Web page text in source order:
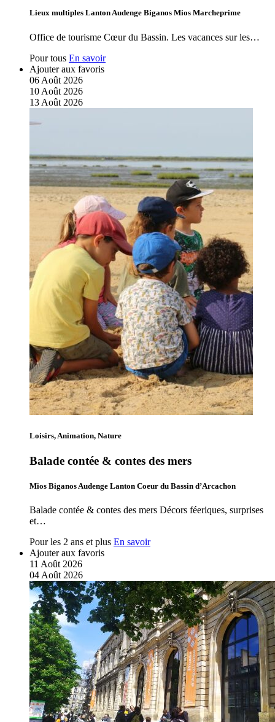
Lieux multiples Lanton Audenge Biganos Mios Marcheprime
Office de tourisme Cœur du Bassin. Les vacances sur les…
Pour tous En savoir
Ajouter aux favoris
06 Août 2026
10 Août 2026
13 Août 2026
Loisirs, Animation, Nature
Balade contée & contes des mers
Mios Biganos Audenge Lanton Coeur du Bassin d’Arcachon
Balade contée & contes des mers Décors féeriques, surprises
et…
Pour les 2 ans et plus En savoir
Ajouter aux favoris
11 Août 2026
04 Août 2026